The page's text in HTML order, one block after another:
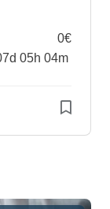
0€
d 05h 04m